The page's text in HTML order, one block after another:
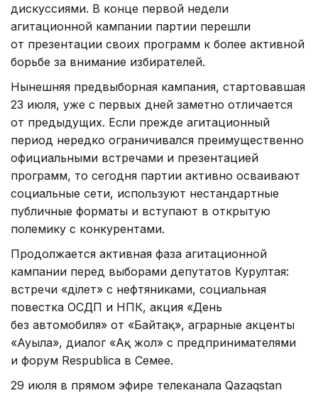
дискуссиями. В конце первой недели
агитационной кампании партии перешли
от презентации своих программ к более активной
борьбе за внимание избирателей.
Нынешняя предвыборная кампания, стартовавшая
23 июля, уже с первых дней заметно отличается
от предыдущих. Если прежде агитационный
период нередко ограничивался преимущественно
официальными встречами и презентацией
программ, то сегодня партии активно осваивают
социальные сети, используют нестандартные
публичные форматы и вступают в открытую
полемику с конкурентами.
Продолжается активная фаза агитационной
кампании перед выборами депутатов Курултая:
встречи «Әділет» с нефтяниками, социальная
повестка ОСДП и НПК, акция «День
без автомобиля» от «Байтақ», аграрные акценты
«Ауыла», диалог «Ақ жол» с предпринимателями
и форум Respublica в Семее.
29 июля в прямом эфире телеканала Qazaqstan